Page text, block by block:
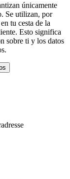
únicamente
Se utilizan, por
tu cesta de la
Esto significa
sobre ti y los datos